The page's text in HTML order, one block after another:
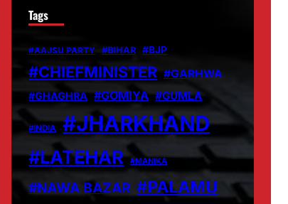
Tags
#AAJSU PARTY #BIHAR #BJP
#CHIEFMINISTER #GARHWA
#GHAGHRA #GOMIYA #GUMLA
#INDIA #JHARKHAND
#LATEHAR #MANIKA
#NAWA BAZAR #PALAMU